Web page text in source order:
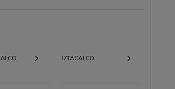
IZTACALCO